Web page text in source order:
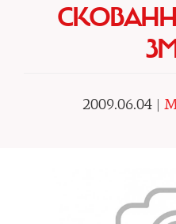
2009.06.04 |